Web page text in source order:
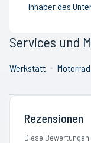
Inhaber des
Services und
Werkstatt Motorrad
Rezensionen
Diese